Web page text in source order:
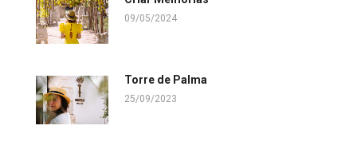
09/05/2024
Torre de Palma
25/09/2023